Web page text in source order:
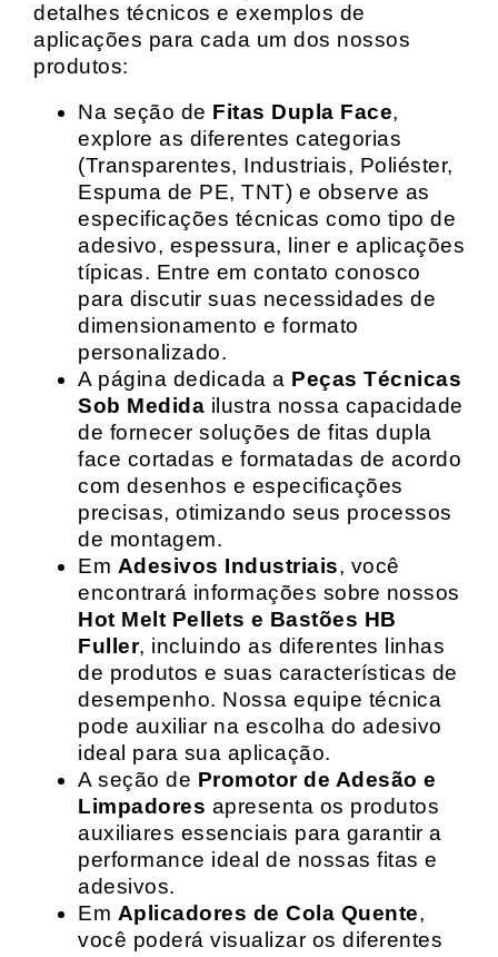
detalhes técnicos e exemplos de
aplicações para cada um dos nossos
produtos:
Na seção de Fitas Dupla Face,
explore as diferentes categorias
(Transparentes, Industriais, Poliéster,
Espuma de PE, TNT) e observe as
especificações técnicas como tipo de
adesivo, espessura, liner e aplicações
típicas. Entre em contato conosco
para discutir suas necessidades de
dimensionamento e formato
personalizado.
A página dedicada a Peças Técnicas
Sob Medida ilustra nossa capacidade
de fornecer soluções de fitas dupla
face cortadas e formatadas de acordo
com desenhos e especificações
precisas, otimizando seus processos
de montagem.
Em Adesivos Industriais, você
encontrará informações sobre nossos
Hot Melt Pellets e Bastões HB
Fuller, incluindo as diferentes linhas
de produtos e suas características de
desempenho. Nossa equipe técnica
pode auxiliar na escolha do adesivo
ideal para sua aplicação.
A seção de Promotor de Adesão e
Limpadores apresenta os produtos
auxiliares essenciais para garantir a
performance ideal de nossas fitas e
adesivos.
Em Aplicadores de Cola Quente,
você poderá visualizar os diferentes